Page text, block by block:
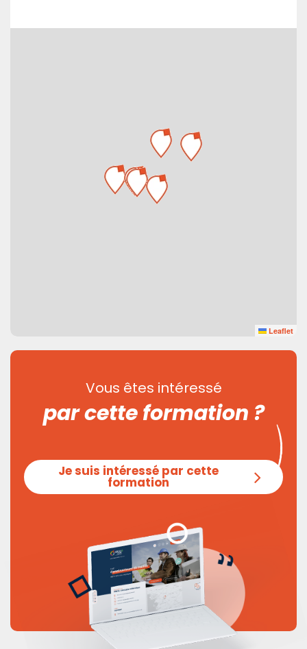
Leaflet
Vous êtes intéressé
par cette formation ?
Je suis intéressé par cette
formation